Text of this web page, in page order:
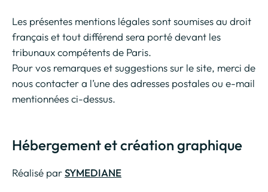
Les présentes mentions légales sont soumises au droit
français et tout différend sera porté devant les
tribunaux compétents de Paris.
Pour vos remarques et suggestions sur le site, merci de
nous contacter a l’une des adresses postales ou e-mail
mentionnées ci-dessus.
Hébergement et création graphique
Réalisé parSYMEDIANE